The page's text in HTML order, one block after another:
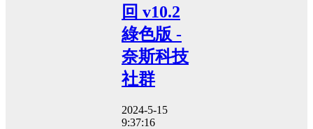
回 v10.2
綠色版 -
奈斯科技
社群
2024-5-15
9:37:16